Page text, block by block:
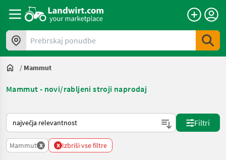
Prebrskaj ponudbe
/ Mammut
Mammut - novi/rabljeni stroji naprodaj
Tako je razvrščeno na Landwirt.com
Filtri
Mammut x x Izbriši vse filtre